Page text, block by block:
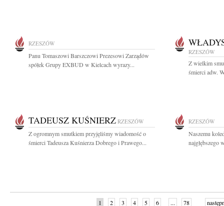
RZESZÓW
Panu Tomaszowi Barszczowi Prezesowi Zarządów
spółek Grupy EXBUD w Kielcach wyrazy...
RZESZÓW
Z wielkim
śmierci adw.
TADEUSZ KUŚNIERZ RZESZÓW
Z ogromnym smutkiem przyjęliśmy wiadomość o
śmierci Tadeusza Kuśnierza Dobrego i Prawego...
RZESZÓW
Naszemu
najgłębszego
1 2 3 4 5 6 ... 78